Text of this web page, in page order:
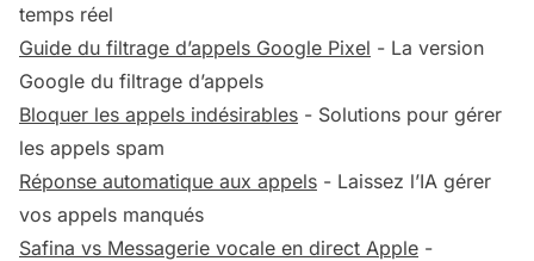
temps réel
Guide du filtrage d’appels Google Pixel - La version
Google du filtrage d’appels
Bloquer les appels indésirables - Solutions pour gérer
les appels spam
Réponse automatique aux appels - Laissez l’IA gérer
vos appels manqués
Safina vs Messagerie vocale en direct Apple -